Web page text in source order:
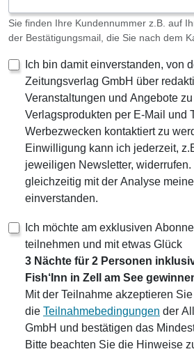
Sie finden Ihre Kundennummer z.B. auf
der Bestätigungsmail, die Sie nach dem
Ich bin damit einverstanden, von
Zeitungsverlag GmbH über
Veranstaltungen und Angebote
Verlagsprodukten per E-Mail und
Werbezwecken kontaktiert zu
Einwilligung kann ich jederzeit,
jeweiligen Newsletter, widerrufen.
gleichzeitig mit der Analyse
einverstanden.
Ich möchte am exklusiven
teilnehmen und mit etwas Glück
3 Nächte für 2 Personen
Fish‘Inn in Zell am See
Mit der Teilnahme akzeptieren Sie
die Teilnahmebedingungen der
GmbH und bestätigen das
Bitte beachten Sie die Hinweise